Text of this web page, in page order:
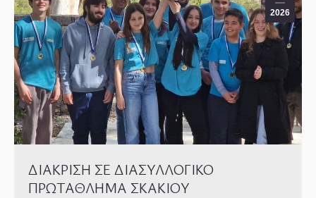
2026
ΔΙΑΚΡΙΣΗ ΣΕ ΔΙΑΣΥΛΛΟΓΙΚΟ
ΠΡΩΤΑΘΛΗΜΑ ΣΚΑΚΙΟΥ